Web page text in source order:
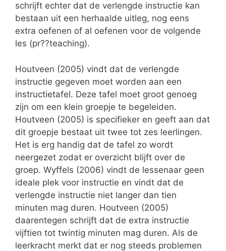
schrijft echter dat de verlengde instructie kan
bestaan uit een herhaalde uitleg, nog eens
extra oefenen of al oefenen voor de volgende
les (pr??teaching).
Houtveen (2005) vindt dat de verlengde
instructie gegeven moet worden aan een
instructietafel. Deze tafel moet groot genoeg
zijn om een klein groepje te begeleiden.
Houtveen (2005) is specifieker en geeft aan dat
dit groepje bestaat uit twee tot zes leerlingen.
Het is erg handig dat de tafel zo wordt
neergezet zodat er overzicht blijft over de
groep. Wyffels (2006) vindt de lessenaar geen
ideale plek voor instructie en vindt dat de
verlengde instructie niet langer dan tien
minuten mag duren. Houtveen (2005)
daarentegen schrijft dat de extra instructie
vijftien tot twintig minuten mag duren. Als de
leerkracht merkt dat er nog steeds problemen